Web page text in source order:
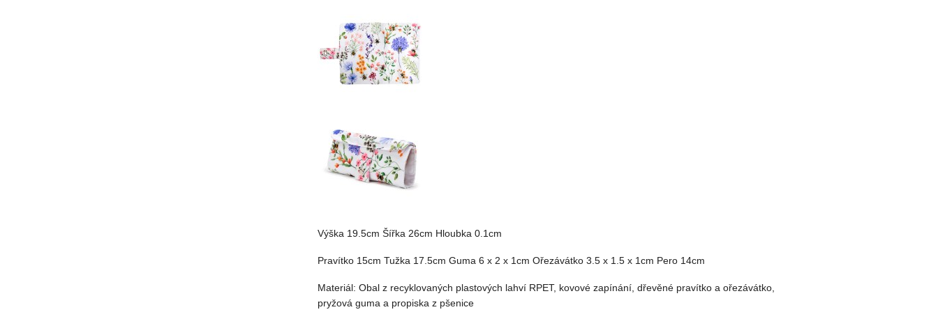
Výška 19.5cm Šířka 26cm Hloubka 0.1cm
Pravítko 15cm Tužka 17.5cm Guma 6 x 2 x 1cm Ořezávátko 3.5 x 1.5 x 1cm Pero 14cm
Materiál: Obal z recyklovaných plastových lahví RPET, kovové zapínání, dřevěné pravítko a ořezávátko,
pryžová guma a propiska z pšenice